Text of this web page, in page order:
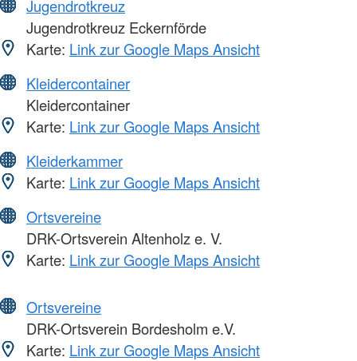
Jugendrotkreuz
Jugendrotkreuz Eckernförde
Karte: Link zur Google Maps Ansicht
Kleidercontainer
Kleidercontainer
Karte: Link zur Google Maps Ansicht
Kleiderkammer
Karte: Link zur Google Maps Ansicht
Ortsvereine
DRK-Ortsverein Altenholz e. V.
Karte: Link zur Google Maps Ansicht
Ortsvereine
DRK-Ortsverein Bordesholm e.V.
Karte: Link zur Google Maps Ansicht